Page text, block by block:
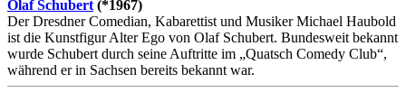
Olaf Schubert (*1967)
Der Dresdner Comedian, Kabarettist und Musiker Michael Haubold
ist die Kunstfigur Alter Ego von Olaf Schubert. Bundesweit bekannt
wurde Schubert durch seine Auftritte im „Quatsch Comedy Club“,
während er in Sachsen bereits bekannt war.